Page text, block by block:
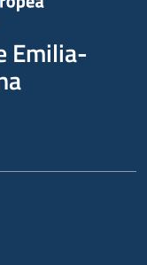
Emilia-